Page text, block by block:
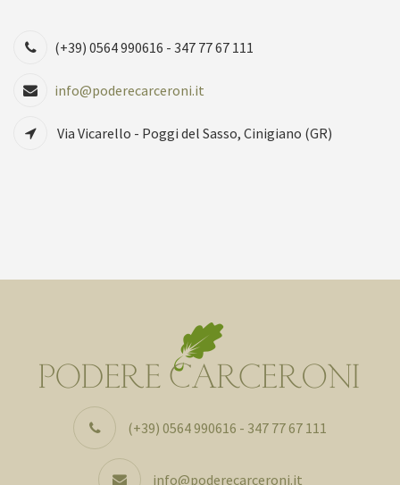
(+39) 0564 990616 - 347 77 67 111
info@poderecarceroni.it
Via Vicarello - Poggi del Sasso, Cinigiano (GR)
(+39) 0564 990616 - 347 77 67 111
info@poderecarceroni.it